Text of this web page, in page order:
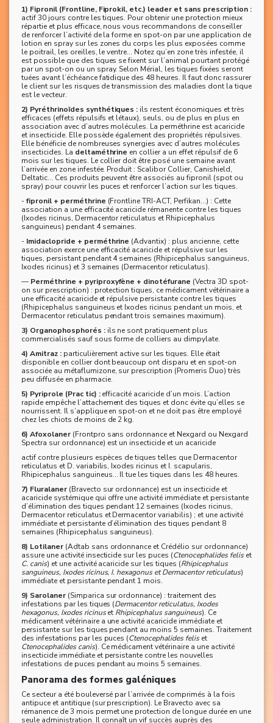
1) Fipronil (Frontline, Fiprokil, etc.) leader et sans prescription :
actif 30 jours contre les tiques. Pour obtenir une protection mieux
répartie et plus efficace, nous vous recommandons de conseiller
de renforcer l’activité de la forme en spot-on par une application de
lotion en spray sur les zones du corps les plus exposées comme
le poitrail, les oreilles, le ventre… Notez qu’en zone très infestée, il
est possible que des tiques se fixent sur l’animal pourtant protégé
par un spot-on ou un spray. Selon Mérial, les tiques fixées seront
tuées avant l’échéance fatidique des 48 heures. Il faut donc rassurer
le client sur les risques de transmission des maladies dont la tique
est le vecteur.
2) Pyréthrinoïdes synthétiques : ils restent économiques et très
efficaces (effets répulsifs et létaux), seuls, ou de plus en plus en
association avec d’autres molécules. La perméthrine est acaricide
et insecticide. Elle possède également des propriétés répulsives.
Elle bénéficie de nombreuses synergies avec d’autres molécules
insecticides. La deltaméthrine en collier a un effet répulsif de 6
mois sur les tiques. Le collier doit être posé une semaine avant
l’arrivée en zone infestée. Produit : Scalibor Collier, Canishield,
Deltatic... Ces produits peuvent être associés au fipronil (spot ou
spray) pour couvrir les puces et renforcer l’action sur les tiques.
-fipronil + perméthrine (Frontline TRI-ACT, Perfikan…) : Cette
association a une efficacité acaricide rémanente contre les tiques
(Ixodes ricinus, Dermacentor reticulatus et Rhipicephalus
sanguineus) pendant 4 semaines.
- Imidaclopride + perméthrine (Advantix) : plus ancienne, cette
association exerce une efficacité acaricide et répulsive sur les
tiques, persistant pendant 4 semaines (Rhipicephalus sanguineus,
Ixodes ricinus) et 3 semaines (Dermacentor reticulatus).
— Perméthrine + pyriproxyfène + dinotéfurane (Vectra 3D spot-
on sur prescription) : protection tiques, ce médicament vétérinaire a
une efficacité acaricide et répulsive persistante contre les tiques
(Rhipicephalus sanguineus et Ixodes ricinus pendant un mois, et
Dermacentor reticulatus pendant trois semaines maximum).
3) Organophosphorés :ils ne sont pratiquement plus
commercialisés sauf sous forme de colliers au dimpylate.
4) Amitraz :particulièrement active sur les tiques. Elle était
disponible en collier dont beaucoup ont disparu et en spot-on
associée au métaflumizone, sur prescription (Promeris Duo) très
peu diffusée en pharmacie.
5) Pyriprole (Prac tic) :efficacité acaricide d’un mois. L’action
rapide empêche l’attachement des tiques et donc évite qu’elles se
nourrissent. Il s’applique en spot-on et ne doit pas être employé
chez les chiots de moins de 2 kg.
6) Afoxolaner(Frontpro sans ordonnance et Nexgard ou Nexgard
Spectra sur ordonnance) est un insecticide et un acaricide
actif contre plusieurs espèces de tiques telles que Dermacentor
reticulatus et D. variabilis, Ixodes ricinus et I. scapularis,
Rhipicephalus sanguineus… Il tue les tiques dans les 48 heures.
7) Fluralaner(Bravecto sur ordonnance) est un insecticide et
acaricide systémique qui offre une activité immédiate et persistante
d’élimination des tiques pendant 12 semaines (Ixodes ricinus,
Dermacentor reticulatus et Dermacentor variabilis) ; et une activité
immédiate et persistante d’élimination des tiques pendant 8
semaines (Rhipicephalus sanguineus).
8) Lotilaner(Adtab sans ordonnance et Crédélio sur ordonnance)
assure une activité insecticide sur les puces (Ctenocephalides feliset
C. canis) et une activité acaricide sur les tiques (Rhipicephalus
sanguineus, Ixodes ricinus, I. hexagonus et Dermacentor reticulatus)
immédiate et persistante pendant 1 mois.
9) Sarolaner(Simparica sur ordonnance) : traitement des
infestations par les tiques (Dermacentor reticulatus, Ixodes
hexagonus, Ixodes ricinuset Rhipicephalus sanguineus). Ce
médicament vétérinaire a une activité acaricide immédiate et
persistante sur les tiques pendant au moins 5 semaines. Traitement
des infestations par les puces (Ctenocephalides feliset
Ctenocephalides canis). Ce médicament vétérinaire a une activité
insecticide immédiate et persistante contre les nouvelles
infestations de puces pendant au moins 5 semaines.
Panorama des formes galéniques
Ce secteur a été bouleversé par l’arrivée de comprimés à la fois
antipuce et antitique (sur prescription). Le Bravecto avec sa
rémanence de 3 mois permet une protection de longue durée en une
seule administration. Il connaît un vif succès auprès des